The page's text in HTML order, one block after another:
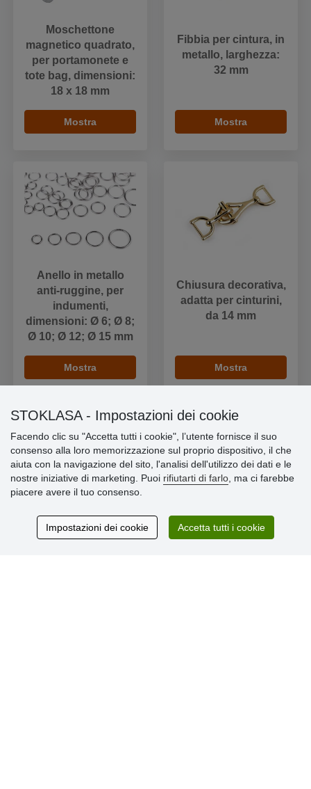
Moschettone
magnetico quadrato,
per portamonete e
tote bag, dimensioni:
18 x 18 mm
Mostra
Fibbia per cintura, in
metallo, larghezza:
32 mm
Mostra
Anello in metallo
anti-ruggine, per
indumenti,
dimensioni: Ø 6; Ø 8;
Ø 10; Ø 12; Ø 15 mm
Mostra
Chiusura decorativa,
adatta per cinturini,
da 14 mm
Mostra
Informazioni importanti
» Impostazioni dei cookie
» Termini & Condizioni
» Consegna e pagamento
» Garanzia e resi
STOKLASA - Impostazioni dei cookie
Facendo clic su "Accetta tutti i cookie", l’utente fornisce il suo
consenso alla loro memorizzazione sul proprio dispositivo, il che
aiuta con la navigazione del sito, l'analisi dell'utilizzo dei dati e le
nostre iniziative di marketing. Puoi rifiutarti di farlo , ma ci farebbe
piacere avere il tuo consenso.
Impostazioni dei cookie Accetta tutti i cookie